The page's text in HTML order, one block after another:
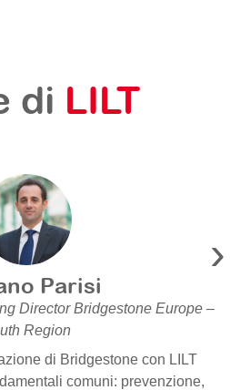
di LILT
Parisi
Director Bridgestone Europe –
Region
di Bridgestone con LILT
comuni: prevenzione,
›